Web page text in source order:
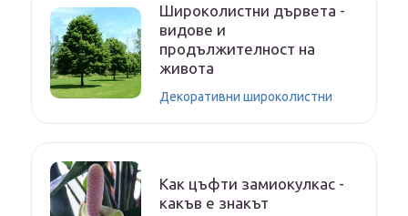
Широколистни дървета -
видове и
продължителност на
живота
Декоративни широколистни
Как цъфти замиокулкас -
какъв е знакът